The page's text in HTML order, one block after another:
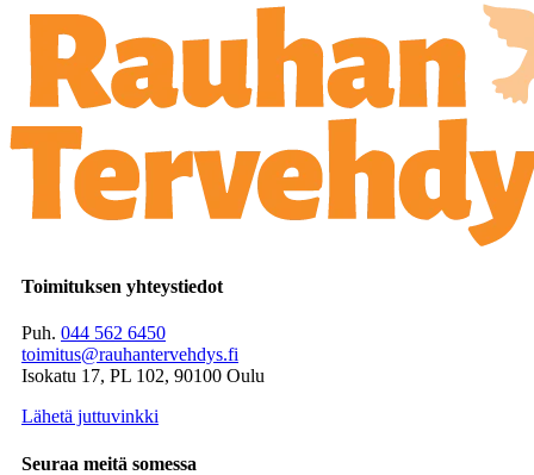
Toimituksen yhteystiedot
Puh. 044 562 6450
toimitus@rauhantervehdys.fi
Isokatu 17, PL 102, 90100 Oulu
Lähetä juttuvinkki
Seuraa meitä somessa